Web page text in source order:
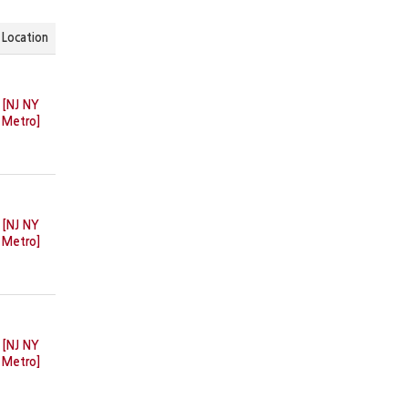
Location
[NJ NY
Metro]
[NJ NY
Metro]
[NJ NY
Metro]